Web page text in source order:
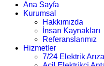
Ana Sayfa
Kurumsal
Hakkımızda
İnsan Kaynakları
Referanslarımız
Hizmetler
7/24 Elektrik